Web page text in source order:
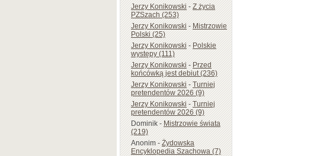
Jerzy Konikowski-Z życia
PZSzach (253)
Jerzy Konikowski-Mistrzowie
Polski (25)
Jerzy Konikowski-Polskie
występy (111)
Jerzy Konikowski-Przed
końcówką jest debiut (236)
Jerzy Konikowski-Turniej
pretendentów 2026 (9)
Jerzy Konikowski-Turniej
pretendentów 2026 (9)
Dominik-Mistrzowie świata
(219)
Anonim-Żydowska
Encyklopedia Szachowa (7)